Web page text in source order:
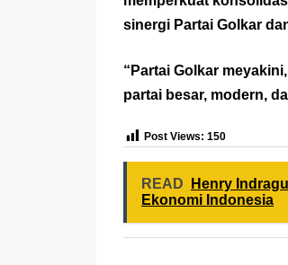
sinergi Partai Golkar
“Partai Golkar
partai besar, modern,
Post Views: 150
READ
Henry
Ekonomi Indonesia